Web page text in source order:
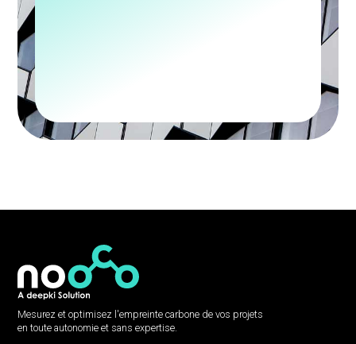
Mesurez et optimisez l'empreinte carbone de vos projets
en toute autonomie et sans expertise.